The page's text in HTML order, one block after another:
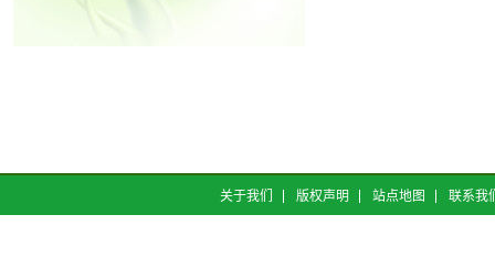
关于我们 版权声明 站点地图 联系我